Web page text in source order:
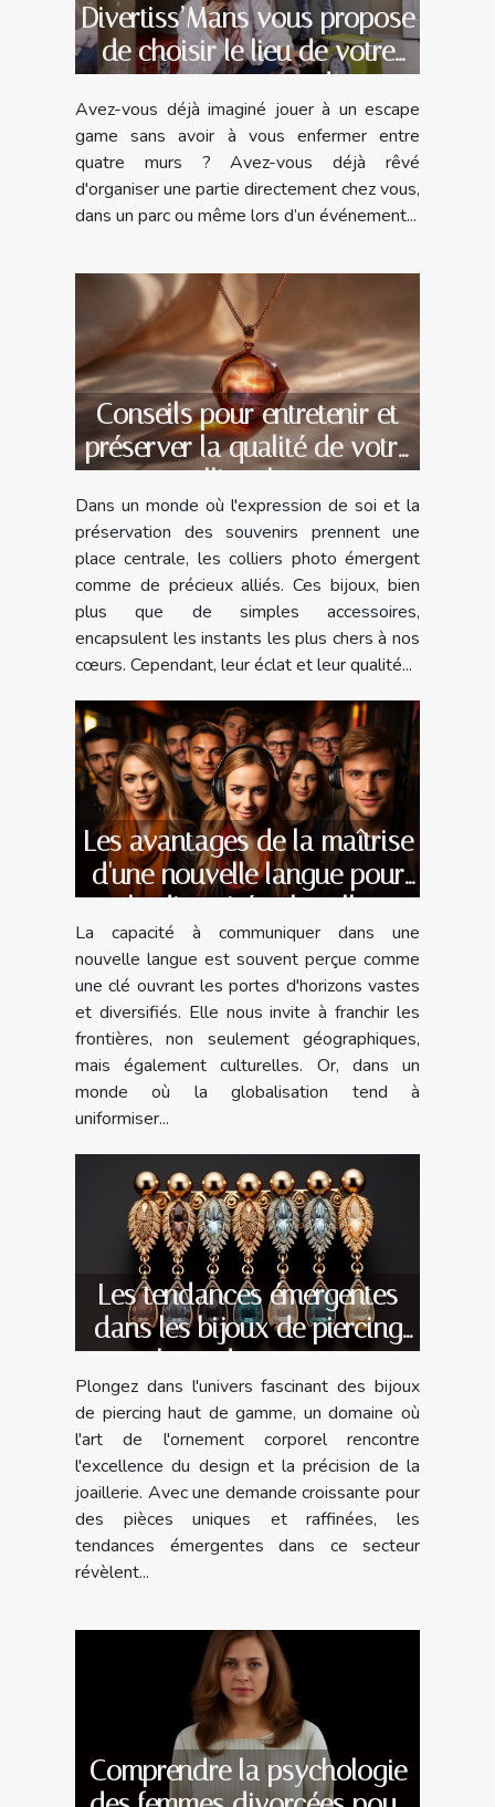
Divertiss’Mans vous propose
de choisir le lieu de votre
escape game !
Avez-vous déjà imaginé jouer à un escape
game sans avoir à vous enfermer entre
quatre murs ? Avez-vous déjà rêvé
d'organiser une partie directement chez vous,
dans un parc ou même lors d’un événement...
Conseils pour entretenir et
préserver la qualité de votre
collier photo
Dans un monde où l'expression de soi et la
préservation des souvenirs prennent une
place centrale, les colliers photo émergent
comme de précieux alliés. Ces bijoux, bien
plus que de simples accessoires,
encapsulent les instants les plus chers à nos
cœurs. Cependant, leur éclat et leur qualité...
Les avantages de la maîtrise
d'une nouvelle langue pour
la diversité culturelle
La capacité à communiquer dans une
nouvelle langue est souvent perçue comme
une clé ouvrant les portes d'horizons vastes
et diversifiés. Elle nous invite à franchir les
frontières, non seulement géographiques,
mais également culturelles. Or, dans un
monde où la globalisation tend à
uniformiser...
Les tendances émergentes
dans les bijoux de piercing
haut de gamme
Plongez dans l'univers fascinant des bijoux
de piercing haut de gamme, un domaine où
l'art de l'ornement corporel rencontre
l'excellence du design et la précision de la
joaillerie. Avec une demande croissante pour
des pièces uniques et raffinées, les
tendances émergentes dans ce secteur
révèlent...
Comprendre la psychologie